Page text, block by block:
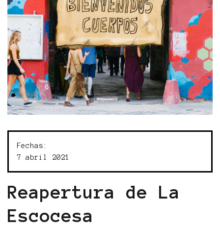
Fechas:
7 abril 2021
Reapertura de La
Escocesa